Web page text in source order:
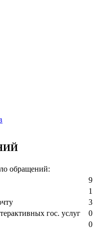
обращений:
9
1
3
гос. услуг
0
0